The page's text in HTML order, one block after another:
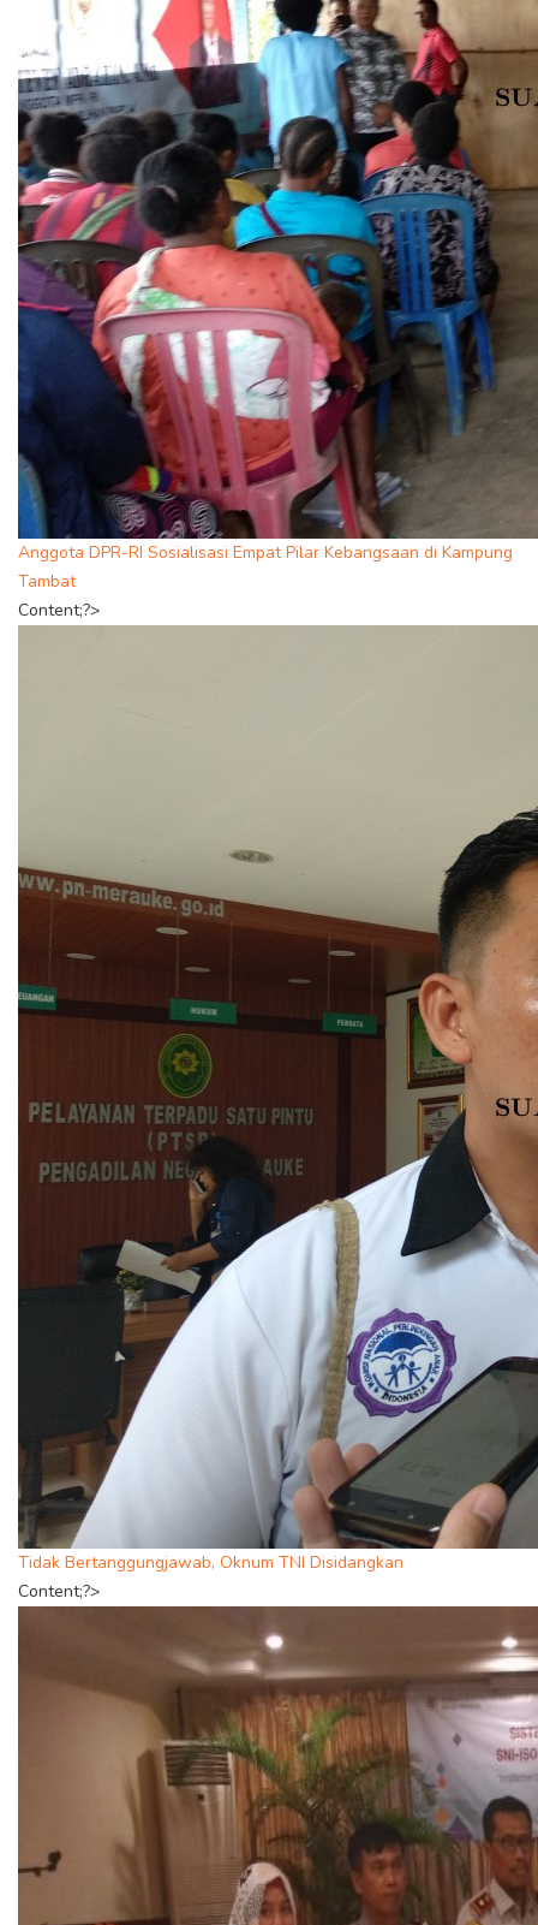
Anggota DPR-RI Sosialisasi Empat Pilar Kebangsaan di Kampung
Tambat
Content;?>
Tidak Bertanggungjawab, Oknum TNI Disidangkan
Content;?>